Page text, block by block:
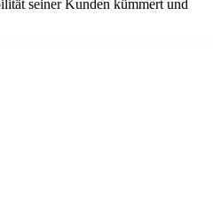
seiner Kunden kümmert und